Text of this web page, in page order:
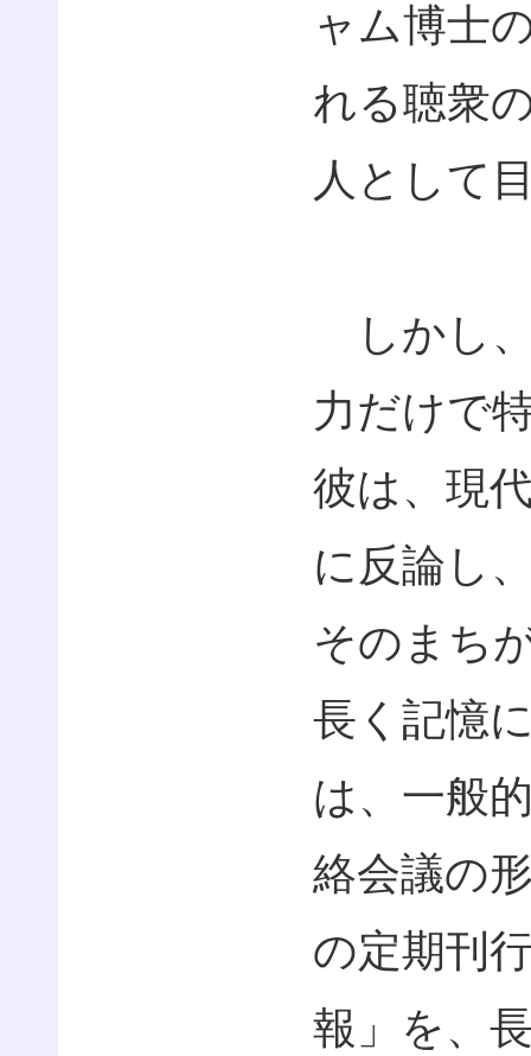
ャム博士
れる聴衆
人として
しかし
力だけで
彼は、現
に反論し
そのまち
長く記憶
は、一般
絡会議の
の定期刊
報」を、